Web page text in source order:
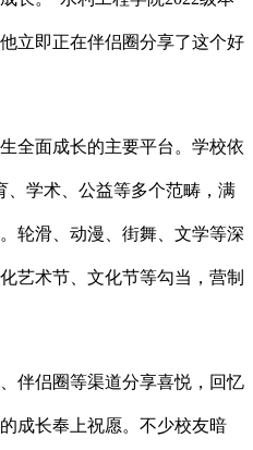
立即正在伴侣圈分享了这个好
面成长的主要平台。学校依
、学术、公益等多个范畴，满
轮滑、动漫、街舞、文学等深
艺术节、文化节等勾当，营制
侣圈等渠道分享喜悦，回忆
成长奉上祝愿。不少校友暗